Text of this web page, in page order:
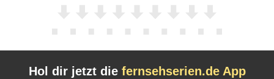
Hol dir jetzt die fernsehserien.de App